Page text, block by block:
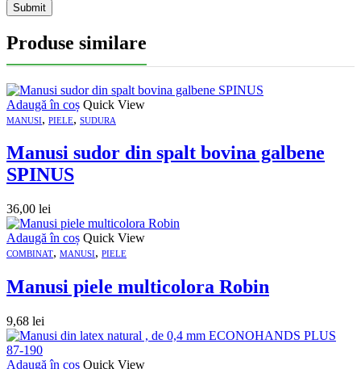
Produse similare
Adaugă în coș Quick View
MANUSI, PIELE, SUDURA
Manusi sudor din spalt bovina galbene
SPINUS
36,00 lei
Adaugă în coș Quick View
COMBINAT, MANUSI, PIELE
Manusi piele multicolora Robin
9,68 lei
Adaugă în coș Quick View